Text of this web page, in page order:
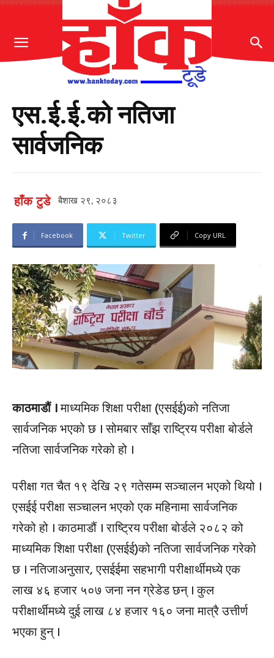
एस.ई.ई.को नतिजा
सार्वजनिक
हाँक टुडे बैशाख २९, २०८३
Facebook Twitter Copy URL
काठमाडौं ।माध्यमिक शिक्षा परीक्षा (एसईई)को नतिजा
सार्वजनिक भएको छ । सोमबार साँझ राष्ट्रिय परीक्षा बोर्डले
नतिजा सार्वजनिक गरेको हो ।
परीक्षा गत चैत १९ देखि २९ गतेसम्म सञ्चालन भएको थियो ।
एसईई परीक्षा सञ्चालन भएको एक महिनामा सार्वजनिक
गरेको हो । काठमाडौं । राष्ट्रिय परीक्षा बोर्डले २०८२ को
माध्यमिक शिक्षा परीक्षा (एसईई)को नतिजा सार्वजनिक गरेको
छ । नतिजाअनुसार, एसईईमा सहभागी परीक्षार्थीमध्ये एक
लाख ४६ हजार ५०७ जना नन ग्रेडेड छन् । कुल
परीक्षार्थीमध्ये दुई लाख ८४ हजार १६० जना मात्रै उत्तीर्ण
भएका हुन् ।